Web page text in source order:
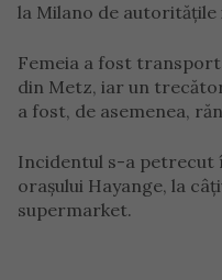
la Milano de autoritățile
Femeia a fost
din Metz, iar un
a fost, de asemenea,
Incidentul s-a petrecut
orașului Hayange, la
supermarket.